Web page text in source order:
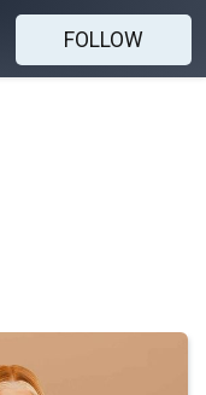
FOLLOW